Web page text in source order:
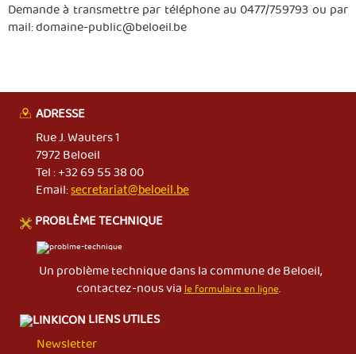
Demande à transmettre par téléphone au 0477/759793 ou par
mail:domaine-public@beloeil.be
ADRESSE
Rue J. Wauters 1
7972 Beloeil
Tel : +32 69 55 38 00
Email:secretariat@beloeil.be
PROBLÈME TECHNIQUE
Un problème technique dans la commune de Beloeil,
contactez-nous viale formulaire en ligne.
LIENS UTILES
Newsletter